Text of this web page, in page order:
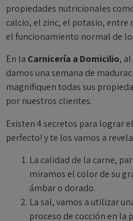
propiedades nutricionales
calcio, el zinc, el potasio, entre
el funcionamiento normal de
En la Carnicería a Domicilio, al
damos una semana de
magnifiquen todas sus
por nuestros clientes.
Existen 4 secretos para lograr el
perfecto! y te los vamos a
La calidad de la carne,
miramos el color de su
ámbar o dorado.
La sal, vamos a utilizar
proceso de cocción en la